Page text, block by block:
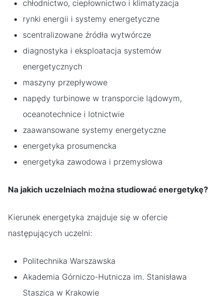
chłodnictwo, ciepłownictwo i klimatyzacja
rynki energii i systemy energetyczne
scentralizowane źródła wytwórcze
diagnostyka i eksploatacja systemów
energetycznych
maszyny przepływowe
napędy turbinowe w transporcie lądowym,
oceanotechnice i lotnictwie
zaawansowane systemy energetyczne
energetyka prosumencka
energetyka zawodowa i przemysłowa
Na jakich uczelniach można studiować energetykę?
Kierunek energetyka znajduje się w ofercie
następujących uczelni:
Politechnika Warszawska
Akademia Górniczo-Hutnicza im. Stanisława
Staszica w Krakowie